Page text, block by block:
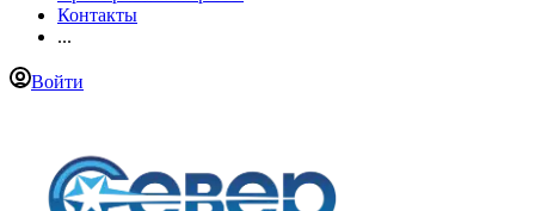
Контакты
...
Войти